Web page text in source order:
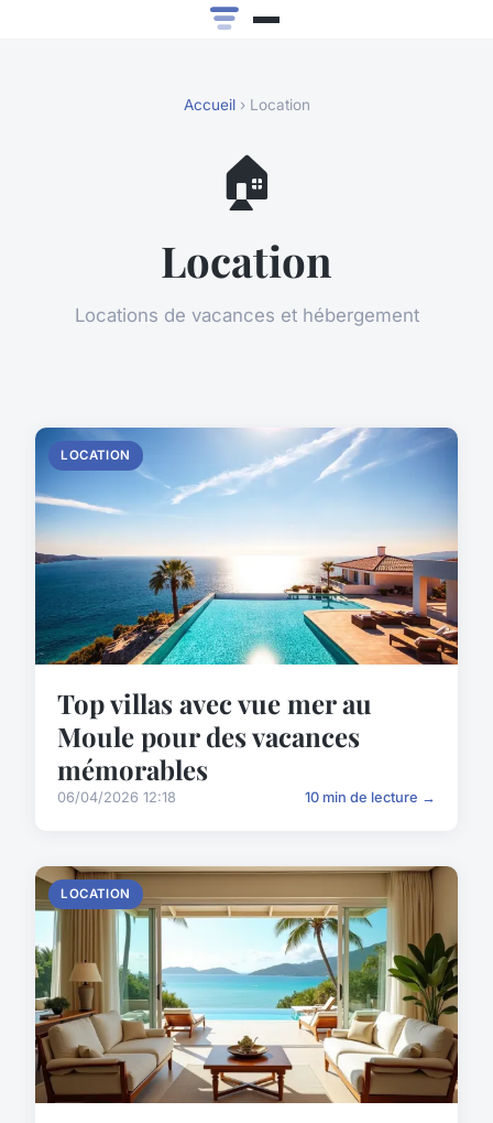
Accueil› Location
🏠
Location
Locations de vacances et hébergement
LOCATION
Top villas avec vue mer au
Moule pour des vacances
mémorables
06/04/2026 12:18 10 min de lecture →
LOCATION